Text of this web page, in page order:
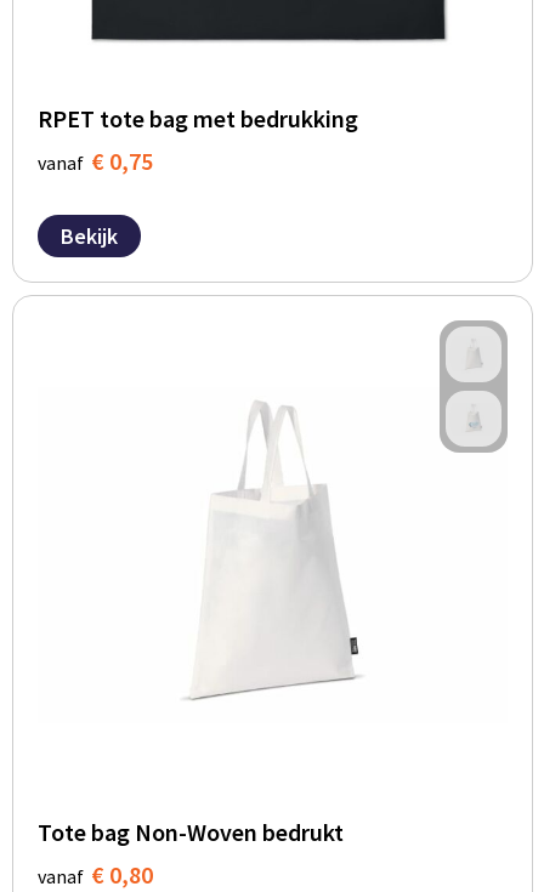
RPET tote bag met bedrukking
vanaf € 0,75
Bekijk
Tote bag Non-Woven bedrukt
vanaf € 0,80